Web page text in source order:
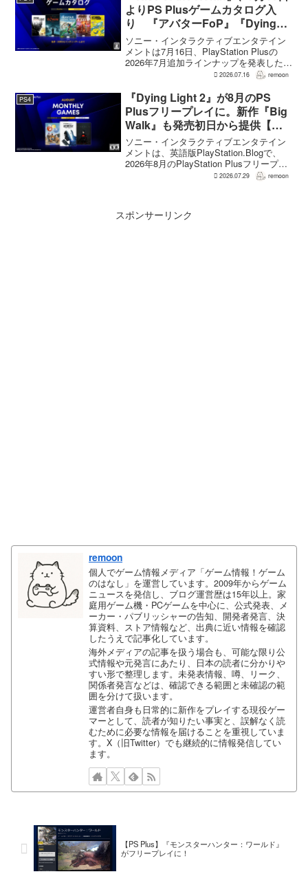
氏がAU...
よりPS Plusゲームカタログ入
り 『アバターFoP』『Dying
Light』なども順次配信
ソニー・インタラクティブエンタテイン
メントは7月16日、PlayStation Plusの
2026年7月追加ラインナップを発表した。
幕末の日本を舞台とするTeam NINJAのオ
the Ron...
2026.07.16 remoon
PS4
『Dying Light 2』が8月のPS
Plusフリープレイに。新作『Big
Walk』も発売初日から提供【海
外発表】
ソニー・インタラクティブエンタテイン
メントは、英語版PlayStation.Blogで、
2026年8月のPlayStation Plusフリープレ
イとして『Dying Light 2 Stay Human:
2026.07.29 remoon
スポンサーリンク
remoon
個人でゲーム情報メディア「ゲーム情報！ゲーム
のはなし」を運営しています。2009年からゲーム
ニュースを発信し、ブログ運営歴は15年以上。家
庭用ゲーム機・PCゲームを中心に、公式発表、メ
ーカー・パブリッシャーの告知、開発者発言、決
算資料、ストア情報など、出典に近い情報を確認
したうえで記事化しています。
海外メディアの記事を扱う場合も、可能な限り公
式情報や元発言にあたり、日本の読者に分かりや
すい形で整理します。未発表情報、噂、リーク、
関係者発言などは、確認できる範囲と未確認の範
囲を分けて扱います。
運営者自身も日常的に新作をプレイする現役ゲー
マーとして、読者が知りたい事実と、誤解なく読
むために必要な情報を届けることを重視していま
す。X（旧Twitter）でも継続的に情報発信してい
ます。
【PS Plus】『モンスターハンター：ワールド』
がフリープレイに！